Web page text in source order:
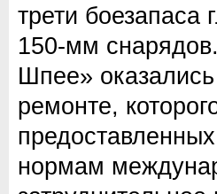
трети боезапаса
150-мм
Шпее»
ремонте,
нормам